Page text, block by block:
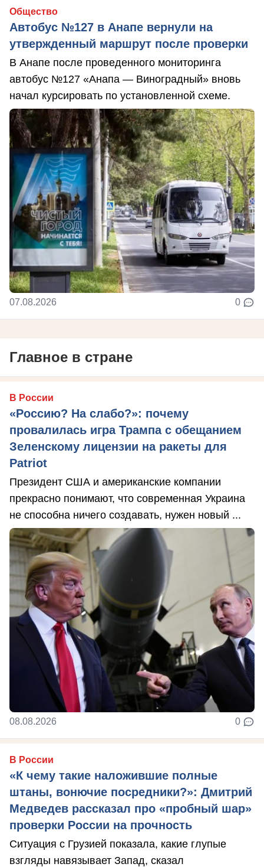
Общество
Автобус №127 в Анапе вернули на
утвержденный маршрут после проверки
В Анапе после проведенного мониторинга
автобус №127 «Анапа — Виноградный» вновь
начал курсировать по установленной схеме.
07.08.2026 0
Главное в стране
В России
«Россию? На слабо?»: почему
провалилась игра Трампа с обещанием
Зеленскому лицензии на ракеты для
Patriot
Президент США и американские компании
прекрасно понимают, что современная Украина
не способна ничего создавать, нужен новый ...
08.08.2026 0
В России
«К чему такие наложившие полные
штаны, вонючие посредники?»: Дмитрий
Медведев рассказал про «пробный шар»
проверки России на прочность
Ситуация с Грузией показала, какие глупые
взгляды навязывает Запад, сказал